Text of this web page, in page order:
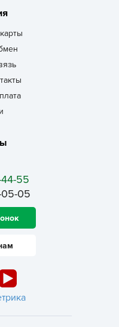
55
05-05